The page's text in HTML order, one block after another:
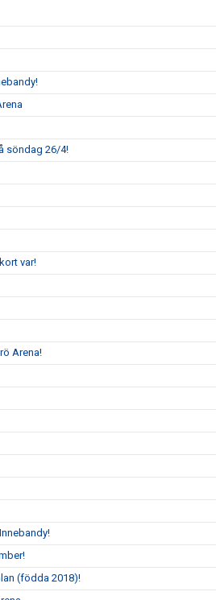
söndag 26/4!
var!
Arena!
(födda 2018)!